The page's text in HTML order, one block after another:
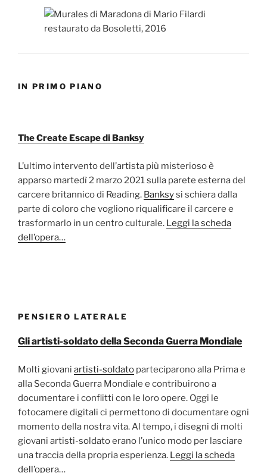
IN PRIMO PIANO
The Create Escape di Banksy
L’ultimo intervento dell’artista più misterioso è
apparso martedì 2 marzo 2021 sulla parete esterna del
carcere britannico di Reading. Banksysi schiera dalla
parte di coloro che vogliono riqualificare il carcere e
trasformarlo in un centro culturale. Leggi la scheda
dell’opera…
PENSIERO LATERALE
Gli artisti-soldato della Seconda Guerra Mondiale
Molti giovani artisti-soldato parteciparono alla Prima e
alla Seconda Guerra Mondiale e contribuirono a
documentare i conflitti con le loro opere. Oggi le
fotocamere digitali ci permettono di documentare ogni
momento della nostra vita. Al tempo, i disegni di molti
giovani artisti-soldato erano l’unico modo per lasciare
una traccia della propria esperienza. Leggi la scheda
dell’opera…